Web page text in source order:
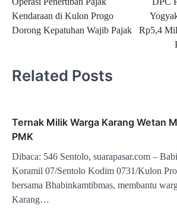
pos
Kendaraan di Kulon Progo
Dorong Kepatuhan Wajib Pajak
Rp5,4
Related Posts
Ternak Milik Warga Karang Wetan
PMK
Dibaca: 546 Sentolo, suarapasar.com –
Koramil 07/Sentolo Kodim 0731/Kulon
bersama Bhabinkamtibmas, membantu
Karang…